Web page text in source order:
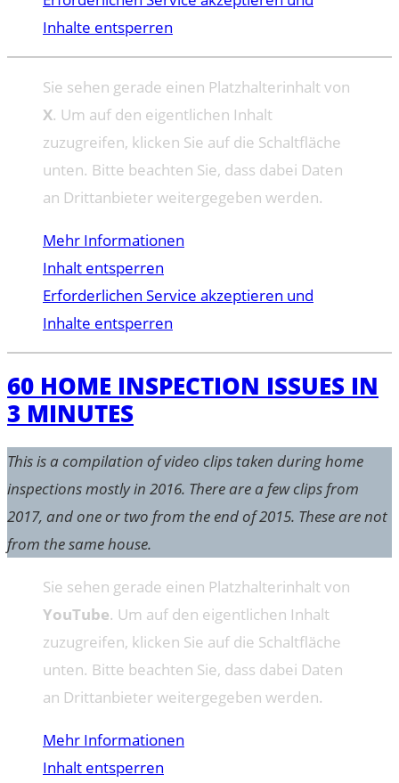
Inhalte entsperren
Sie sehen gerade einen Platzhalterinhalt von
X. Um auf den eigentlichen Inhalt
zuzugreifen, klicken Sie auf die Schaltfläche
unten. Bitte beachten Sie, dass dabei Daten
an Drittanbieter weitergegeben werden.
Mehr Informationen
Inhalt entsperren
Erforderlichen Service akzeptieren und
Inhalte entsperren
60 HOME INSPECTION ISSUES IN
3 MINUTES
This is a compilation of video clips taken during home
inspections mostly in 2016. There are a few clips from
2017, and one or two from the end of 2015. These are not
from the same house.
Sie sehen gerade einen Platzhalterinhalt von
YouTube. Um auf den eigentlichen Inhalt
zuzugreifen, klicken Sie auf die Schaltfläche
unten. Bitte beachten Sie, dass dabei Daten
an Drittanbieter weitergegeben werden.
Mehr Informationen
Inhalt entsperren